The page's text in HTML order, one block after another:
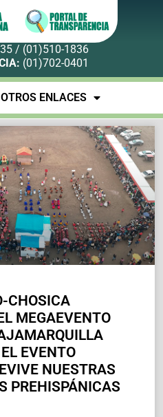
/ (01)510-1836
(01)702-0401
OTROS ENLACES
CHOSICA
MEGAEVENTO
EVENTO
NUESTRAS
PREHISPÁNICAS